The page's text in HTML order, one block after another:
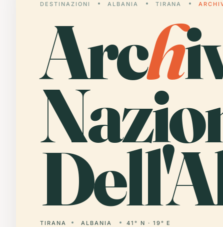
DESTINAZIONI ALBANIA TIRANA
Arch
TIRANA ALBANIA 41° N · 19° E